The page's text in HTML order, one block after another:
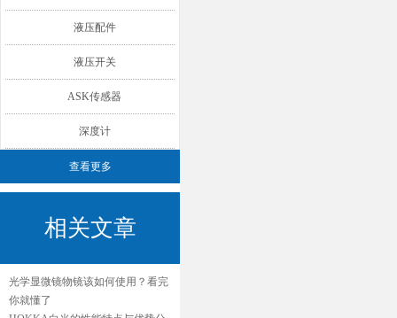
液压配件
液压开关
ASK传感器
深度计
查看更多
相关文章
光学显微镜物镜该如何使用？看完
你就懂了